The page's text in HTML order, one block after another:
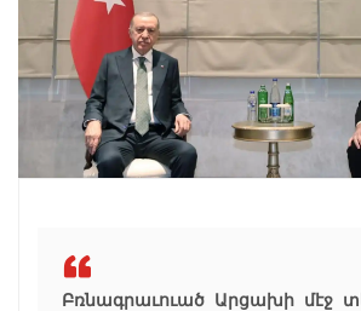
Բռնագրաւուած Արցախի մէջ